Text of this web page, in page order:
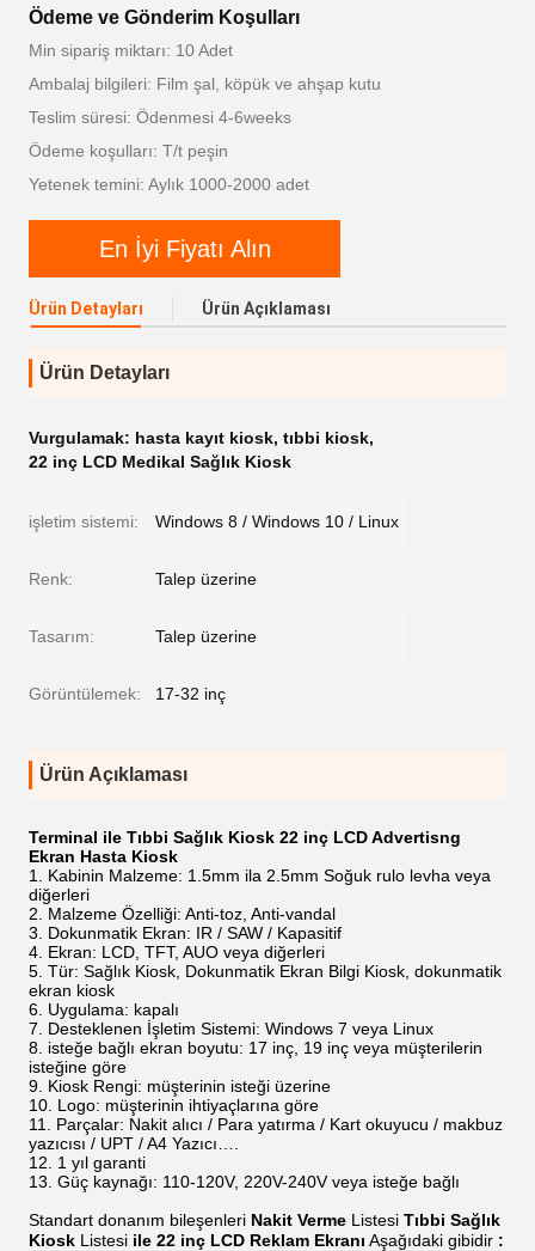
Ödeme ve Gönderim Koşulları
Min sipariş miktarı: 10 Adet
Ambalaj bilgileri: Film şal, köpük ve ahşap kutu
Teslim süresi: Ödenmesi 4-6weeks
Ödeme koşulları: T/t peşin
Yetenek temini: Aylık 1000-2000 adet
En İyi Fiyatı Alın
Ürün Detayları Ürün Açıklaması
Ürün Detayları
Vurgulamak: hasta kayıt kiosk, tıbbi kiosk,
22 inç LCD Medikal Sağlık Kiosk
işletim sistemi: Windows 8 / Windows 10 / Linux
Renk: Talep üzerine
Tasarım: Talep üzerine
Görüntülemek: 17-32 inç
Ürün Açıklaması
Terminal ile Tıbbi Sağlık Kiosk 22 inç LCD Advertisng
Ekran Hasta Kiosk
Kabinin Malzeme: 1.5mm ila 2.5mm Soğuk rulo levha veya
diğerleri
Malzeme Özelliği: Anti-toz, Anti-vandal
Dokunmatik Ekran: IR / SAW / Kapasitif
Ekran: LCD, TFT, AUO veya diğerleri
Tür: Sağlık Kiosk, Dokunmatik Ekran Bilgi Kiosk, dokunmatik
ekran kiosk
Uygulama: kapalı
Desteklenen İşletim Sistemi: Windows 7 veya Linux
isteğe bağlı ekran boyutu: 17 inç, 19 inç veya müşterilerin
isteğine göre
Kiosk Rengi: müşterinin isteği üzerine
Logo: müşterinin ihtiyaçlarına göre
Parçalar: Nakit alıcı / Para yatırma / Kart okuyucu / makbuz
yazıcısı / UPT / A4 Yazıcı….
1 yıl garanti
Güç kaynağı: 110-120V, 220V-240V veya isteğe bağlı
Standart donanım bileşenleri Nakit Verme Listesi Tıbbi Sağlık
Kiosk Listesi ile 22 inç LCD Reklam Ekranı Aşağıdaki gibidir :